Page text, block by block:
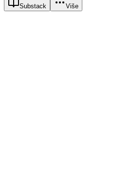
Substack Više